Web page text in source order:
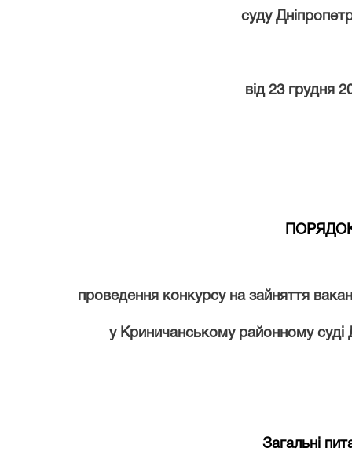
суду
від 23 грудня
проведення конкурсу на зайняття
у Криничанському районномусуді
Загальні